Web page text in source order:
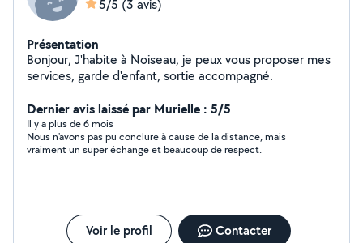
5/5 (3 avis)
Présentation
Bonjour, J'habite à Noiseau, je peux vous proposer mes
services, garde d'enfant, sortie accompagné.
Dernier avis laissé par Murielle : 5/5
Il y a plus de 6 mois
Nous n'avons pas pu conclure à cause de la distance, mais
vraiment un super échange et beaucoup de respect.
Voir le profil Contacter